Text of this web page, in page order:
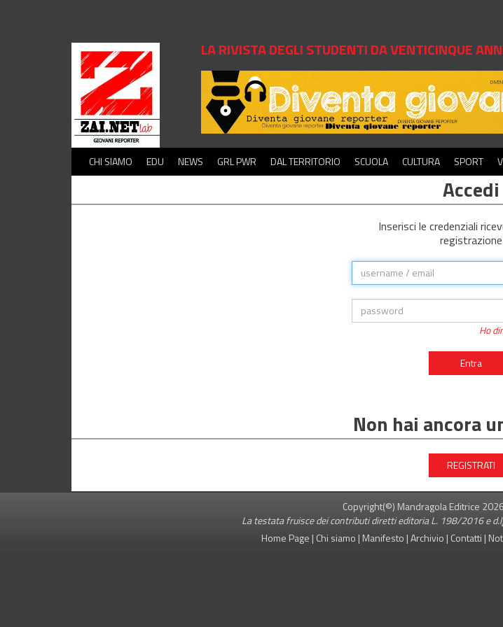
LA RIVISTA DEGLI STUDENTI DA VENTICINQUE
CHI SIAMO EDU NEWS GRL PWR DAL TERRITORIO SCUOLA CULTURA SPORT
Accedi
Inserisci le credenziali
registrazione
Ho
Entra
Non hai ancora
REGISTRATI
Copyright(©) Mandragola Editrice 2026
La testata fruisce dei contributi diretti editoria L. 198/2016 e
Home Page | Chi siamo | Manifesto |Archivio | Contatti |